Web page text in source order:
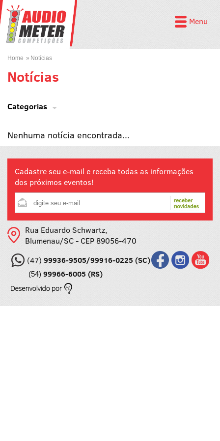
Menu
Home Notícias
Notícias
Categorias
Nenhuma notícia encontrada...
Cadastre seu e-mail e receba todas as informações
dos próximos eventos!
Rua Eduardo Schwartz,
Blumenau/SC - CEP 89056-470
(47) 99936-9505/99916-0225 (SC)
(54) 99966-6005 (RS)